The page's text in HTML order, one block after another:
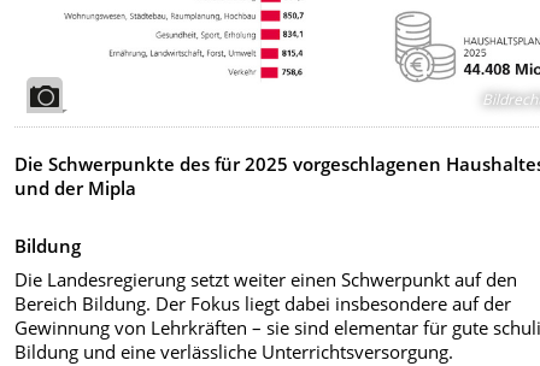
Die Schwerpunkte des für 2025 vorgeschlagenen
und der Mipla
Bildung
Die Landesregierung setzt weiter einen Schwerpunkt auf den
Bereich Bildung. Der Fokus liegt dabei insbesondere auf der
Gewinnung von Lehrkräften – sie sind elementar für gute
Bildung und eine verlässliche Unterrichtsversorgung.